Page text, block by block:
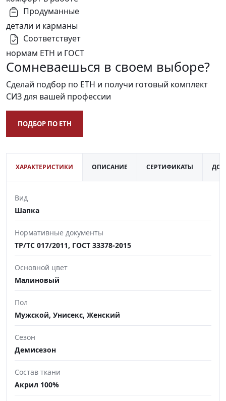
Продуманные
детали и карманы
Соответствует
нормам ЕТН и ГОСТ
Сомневаешься в своем выборе?
Сделай подбор по ЕТН и получи готовый комплект
СИЗ для вашей профессии
ПОДБОР ПО ЕТН
ХАРАКТЕРИСТИКИ ОПИСАНИЕ СЕРТИФИКАТЫ
Вид
Шапка
Нормативные документы
ТР/ТС 017/2011, ГОСТ 33378-2015
Основной цвет
Малиновый
Пол
Мужской, Унисекс, Женский
Сезон
Демисезон
Состав ткани
Акрил 100%